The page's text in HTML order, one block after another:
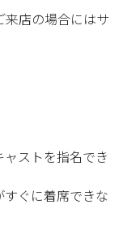
店の場合にはサ
ストを指名でき
ぐに着席できな